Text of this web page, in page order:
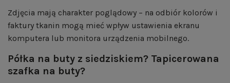
Zdjęcia mają charakter poglądowy – na odbiór kolorów i
faktury tkanin mogą mieć wpływ ustawienia ekranu
komputera lub monitora urządzenia mobilnego.
Półka na buty z siedziskiem? Tapicerowana
szafka na buty?